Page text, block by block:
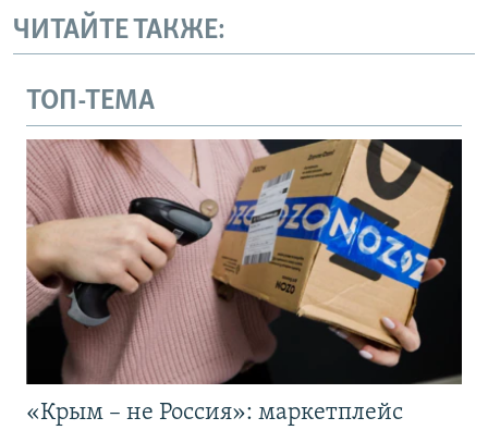
ЧИТАЙТЕ ТАКЖЕ:
ТОП-ТЕМА
«Крым – не Россия»: маркетплейс